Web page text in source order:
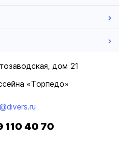
дом 21
«Торпедо»
110 40 70